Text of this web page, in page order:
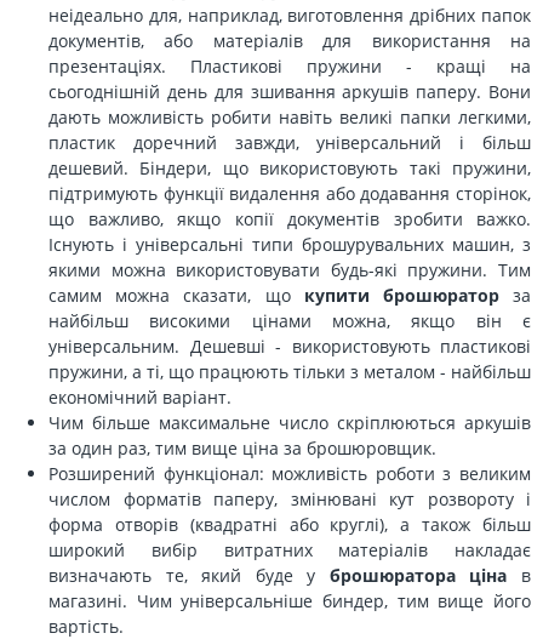
неідеально для, наприклад, виготовлення дрібних папок
документів, або матеріалів для використання на
презентаціях. Пластикові пружини - кращі на
сьогоднішній день для зшивання аркушів паперу. Вони
дають можливість робити навіть великі папки легкими,
пластик доречний завжди, універсальний і більш
дешевий. Біндери, що використовують такі пружини,
підтримують функції видалення або додавання сторінок,
що важливо, якщо копії документів зробити важко.
Існують і універсальні типи брошурувальних машин, з
якими можна використовувати будь-які пружини. Тим
самим можна сказати, що купити брошюраторза
найбільш високими цінами можна, якщо він є
універсальним. Дешевші - використовують пластикові
пружини, а ті, що працюють тільки з металом - найбільш
економічний варіант.
Чим більше максимальне число скріплюються аркушів
за один раз, тим вище ціна за брошюровщик.
Розширений функціонал: можливість роботи з великим
числом форматів паперу, змінювані кут розвороту і
форма отворів (квадратні або круглі), а також більш
широкий вибір витратних матеріалів накладає
визначають те, який буде у брошюратора ціна в
магазині. Чим універсальніше биндер, тим вище його
вартість.